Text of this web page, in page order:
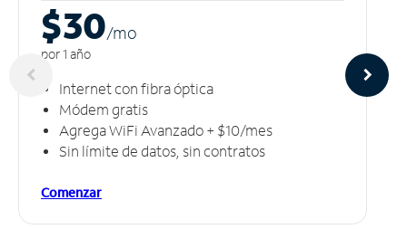
$30/mo
por 1 año
Internet con fibra óptica
Módem gratis
Agrega WiFi Avanzado + $10/mes
Sin límite de datos, sin contratos
Comenzar